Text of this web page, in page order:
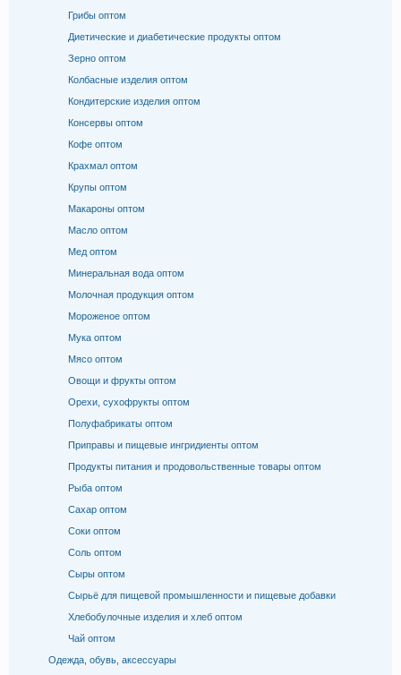
Грибы оптом
Диетические и диабетические продукты оптом
Зерно оптом
Колбасные изделия оптом
Кондитерские изделия оптом
Консервы оптом
Кофе оптом
Крахмал оптом
Крупы оптом
Макароны оптом
Масло оптом
Мед оптом
Минеральная вода оптом
Молочная продукция оптом
Мороженое оптом
Мука оптом
Мясо оптом
Овощи и фрукты оптом
Орехи, сухофрукты оптом
Полуфабрикаты оптом
Приправы и пищевые ингридиенты оптом
Продукты питания и продовольственные товары оптом
Рыба оптом
Сахар оптом
Соки оптом
Соль оптом
Сыры оптом
Сырьё для пищевой промышленности и пищевые добавки
Хлебобулочные изделия и хлеб оптом
Чай оптом
Одежда, обувь, аксессуары